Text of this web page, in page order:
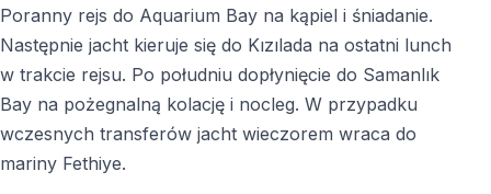
Poranny rejs do Aquarium Bay na kąpiel i śniadanie.
Następnie jacht kieruje się do Kızılada na ostatni lunch
w trakcie rejsu. Po południu dopłynięcie do Samanlık
Bay na pożegnalną kolację i nocleg. W przypadku
wczesnych transferów jacht wieczorem wraca do
mariny Fethiye.